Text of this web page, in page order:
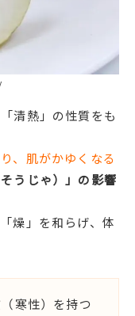
清熱」の性質をも
、肌がかゆくなる
うじゃ）」の影響
燥」を和らげ、体
寒性）を持つ